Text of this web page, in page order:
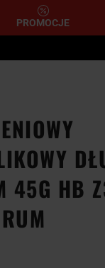
PROMOCJE
45G HB